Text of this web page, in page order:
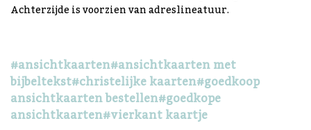
Achterzijde is voorzien van adreslineatuur.
#ansichtkaarten#ansichtkaarten met
bijbeltekst#christelijke kaarten#goedkoop
ansichtkaarten bestellen#goedkope
ansichtkaarten#vierkant kaartje